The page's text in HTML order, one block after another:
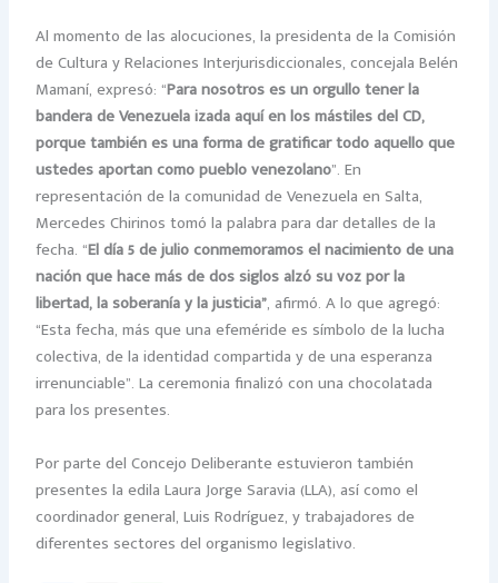
Al momento de las alocuciones, la presidenta de la Comisión
de Cultura y Relaciones Interjurisdiccionales, concejala Belén
Mamaní, expresó: “Para nosotros es un orgullo tener la
bandera de Venezuela izada aquí en los mástiles del CD,
porque también es una forma de gratificar todo aquello que
ustedes aportan como pueblo venezolano”. En
representación de la comunidad de Venezuela en Salta,
Mercedes Chirinos tomó la palabra para dar detalles de la
fecha. “El día 5 de julio conmemoramos el nacimiento de una
nación que hace más de dos siglos alzó su voz por la
libertad, la soberanía y la justicia”, afirmó. A lo que agregó:
“Esta fecha, más que una efeméride es símbolo de la lucha
colectiva, de la identidad compartida y de una esperanza
irrenunciable”. La ceremonia finalizó con una chocolatada
para los presentes.
Por parte del Concejo Deliberante estuvieron también
presentes la edila Laura Jorge Saravia (LLA), así como el
coordinador general, Luis Rodríguez, y trabajadores de
diferentes sectores del organismo legislativo.